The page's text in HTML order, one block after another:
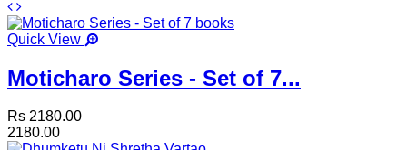
Quick View
Moticharo Series - Set of 7...
Rs 2180.00
2180.00